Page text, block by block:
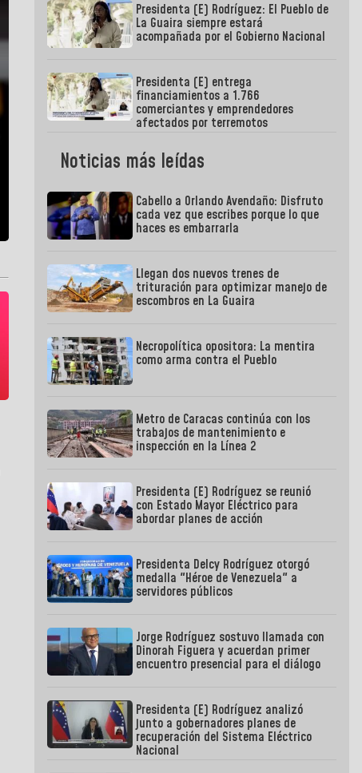
Presidenta (E) Rodríguez: El Pueblo de
La Guaira siempre estará
acompañada por el Gobierno Nacional
Presidenta (E) entrega
financiamientos a 1.766
comerciantes y emprendedores
afectados por terremotos
Noticias más leídas
Cabello a Orlando Avendaño: Disfruto
cada vez que escribes porque lo que
haces es embarrarla
Llegan dos nuevos trenes de
trituración para optimizar manejo de
escombros en La Guaira
Necropolítica opositora: La mentira
como arma contra el Pueblo
Metro de Caracas continúa con los
trabajos de mantenimiento e
inspección en la Línea 2
Presidenta (E) Rodríguez se reunió
con Estado Mayor Eléctrico para
abordar planes de acción
Presidenta Delcy Rodríguez otorgó
medalla "Héroe de Venezuela" a
servidores públicos
Jorge Rodríguez sostuvo llamada con
Dinorah Figuera y acuerdan primer
encuentro presencial para el diálogo
Presidenta (E) Rodríguez analizó
junto a gobernadores planes de
recuperación del Sistema Eléctrico
Nacional